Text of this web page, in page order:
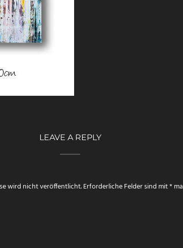
LEAVE A REPLY
wird nicht veröffentlicht.Erforderliche Felder sind mit*